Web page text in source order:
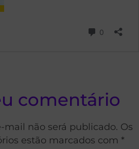
comentário
mail não será publicado. Os
estão marcados com *